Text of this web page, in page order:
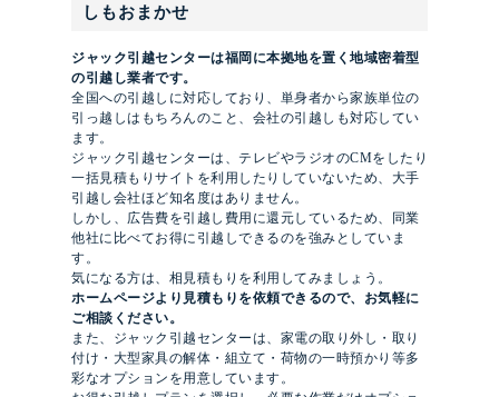
しもおまかせ
ジャック引越センターは福岡に本拠地を置く地域密着型
の引越し業者です。
全国への引越しに対応しており、単身者から家族単位の
引っ越しはもちろんのこと、会社の引越しも対応してい
ます。
ジャック引越センターは、テレビやラジオのCMをしたり
一括見積もりサイトを利用したりしていないため、大手
引越し会社ほど知名度はありません。
しかし、広告費を引越し費用に還元しているため、同業
他社に比べてお得に引越しできるのを強みとしていま
す。
気になる方は、相見積もりを利用してみましょう。
ホームページより見積もりを依頼できるので、お気軽に
ご相談ください。
また、ジャック引越センターは、家電の取り外し・取り
付け・大型家具の解体・組立て・荷物の一時預かり等多
彩なオプションを用意しています。